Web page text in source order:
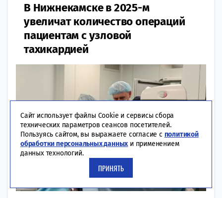
В Нижнекамске в 2025-м
увеличат количество операций
пациентам с узловой
тахикардией
Сайт использует файлы Cookie и сервисы сбора
технических параметров сеансов посетителей.
Пользуясь сайтом, вы выражаете согласие с политикой
обработки персональных данных и применением
данных технологий.
ПРИНЯТЬ